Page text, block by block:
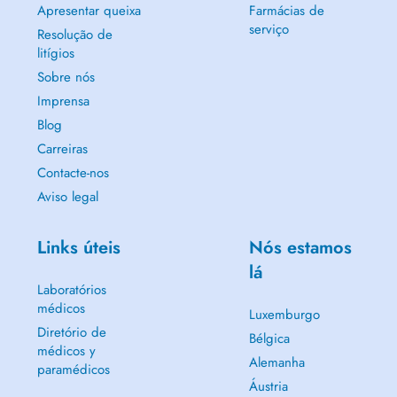
Apresentar queixa
Resolução de
litígios
Sobre nós
Imprensa
Blog
Carreiras
Contacte-nos
Aviso legal
Farmácias de
serviço
Links úteis
Laboratórios
médicos
Diretório de
médicos y
paramédicos
Nós estamos
lá
Luxemburgo
Bélgica
Alemanha
Áustria